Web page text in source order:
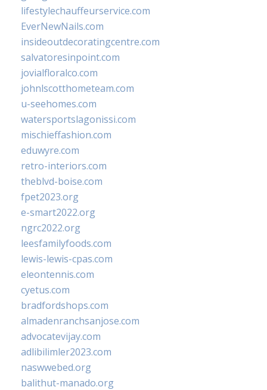
lifestylechauffeurservice.com
EverNewNails.com
insideoutdecoratingcentre.com
salvatoresinpoint.com
jovialfloralco.com
johnlscotthometeam.com
u-seehomes.com
watersportslagonissi.com
mischieffashion.com
eduwyre.com
retro-interiors.com
theblvd-boise.com
fpet2023.org
e-smart2022.org
ngrc2022.org
leesfamilyfoods.com
lewis-lewis-cpas.com
eleontennis.com
cyetus.com
bradfordshops.com
almadenranchsanjose.com
advocatevijay.com
adlibilimler2023.com
naswwebed.org
balithut-manado.org